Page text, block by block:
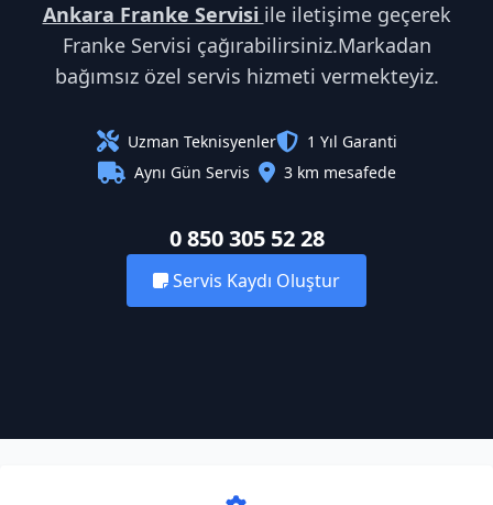
Ankara Franke Servisi ile iletişime geçerek
Franke Servisi çağırabilirsiniz.Markadan
bağımsız özel servis hizmeti vermekteyiz.
Uzman Teknisyenler
1 Yıl Garanti
Aynı Gün Servis
3 km mesafede
0 850 305 52 28
Servis Kaydı Oluştur